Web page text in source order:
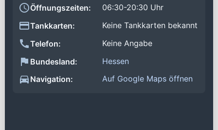
Öffnungszeiten:
06:30-20:30 Uhr
Tankkarten:
Keine Tankkarten bekannt
Telefon:
Keine Angabe
Bundesland:
Hessen
Navigation:
Auf Google Maps öffnen